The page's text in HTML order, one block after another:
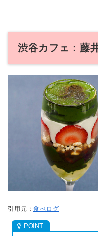
渋谷カフェ：藤
引用元： 食べログ